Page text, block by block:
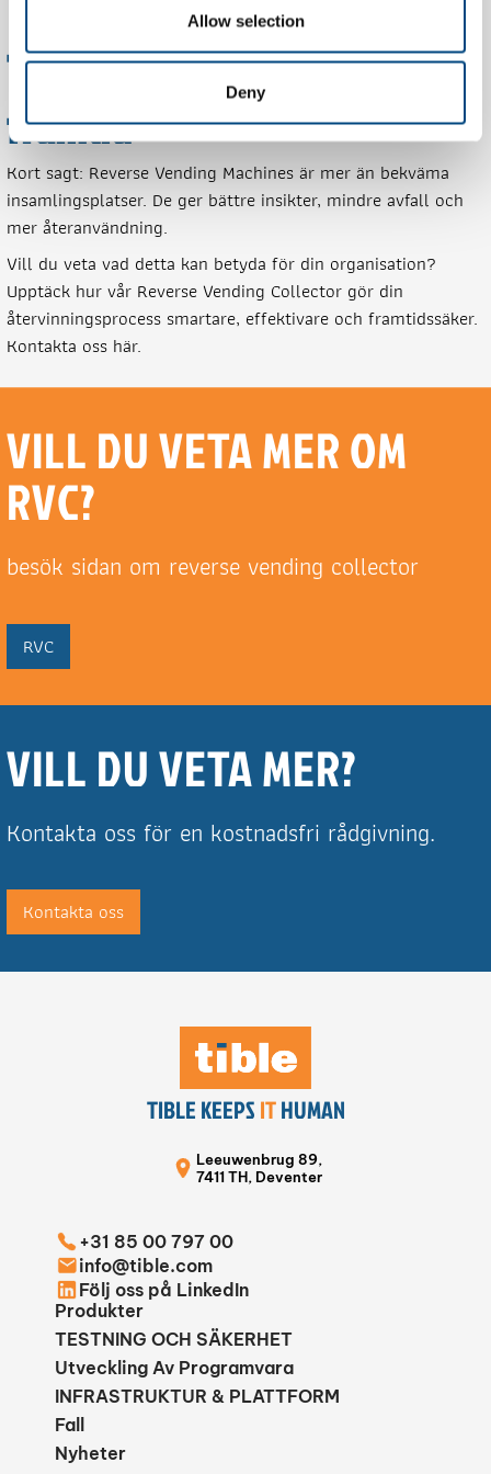
Allow selection
Deny
Tillsammans mot en cirkulär
framtid
Kort sagt: Reverse Vending Machines är mer än bekväma
insamlingsplatser. De ger bättre insikter, mindre avfall och
mer återanvändning.
Vill du veta vad detta kan betyda för din organisation?
Upptäck hur vår Reverse Vending Collector gör din
återvinningsprocess smartare, effektivare och framtidssäker.
Kontakta oss här.
VILL DU VETA MER OM
RVC?
besök sidan om reverse vending collector
RVC
VILL DU VETA MER?
Kontakta oss för en kostnadsfri rådgivning.
Kontakta oss
TIBLE KEEPSITHUMAN
Leeuwenbrug 89,
7411 TH, Deventer
+31 85 00 797 00
info@tible.com
Följ oss på LinkedIn
Produkter
TESTNING OCH SÄKERHET
Utveckling Av Programvara
INFRASTRUKTUR & PLATTFORM
Fall
Nyheter